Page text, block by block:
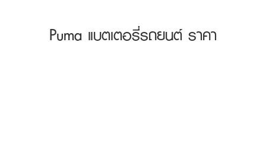
Puma แบตเตอรี่รถยนต์ ราคา